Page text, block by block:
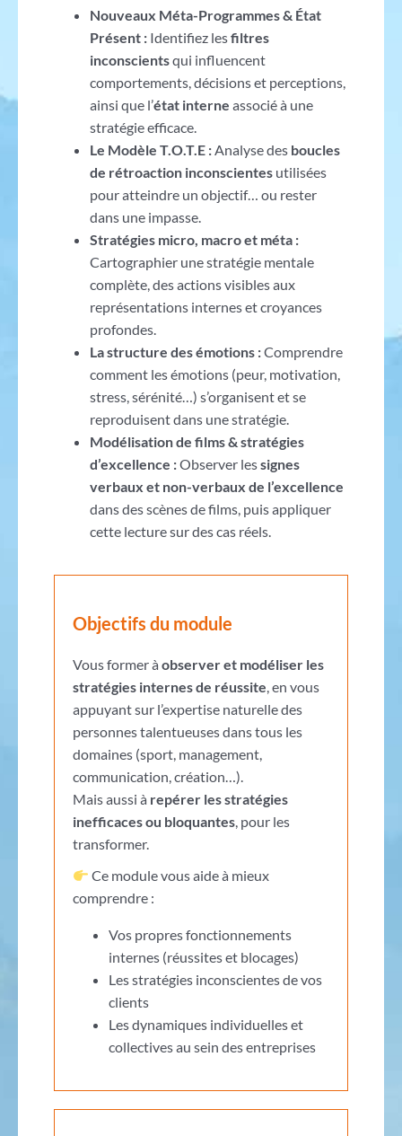
Nouveaux Méta-Programmes & État
Présent : Identifiez lesfiltres
inconscientsqui influencent
comportements, décisions et perceptions,
ainsi que l’état interne associé à une
stratégie efficace.
Le Modèle T.O.T.E :Analyse des boucles
de rétroaction inconscientesutilisées
pour atteindre un objectif… ou rester
dans une impasse.
Stratégies micro, macro et méta :
Cartographier une stratégie mentale
complète, des actions visibles aux
représentations internes et croyances
profondes.
La structure des émotions :Comprendre
comment les émotions (peur, motivation,
stress, sérénité…) s’organisent et se
reproduisent dans une stratégie.
Modélisation de films & stratégies
d’excellence :Observer lessignes
verbaux et non-verbaux de l’excellence
dans des scènes de films, puis appliquer
cette lecture sur des cas réels.
Objectifs du module
Vous former à observer et modéliser les
stratégies internes de réussite, en vous
appuyant sur l’expertise naturelle des
personnes talentueuses dans tous les
domaines (sport, management,
communication, création…).
Mais aussi à repérer les stratégies
inefficaces ou bloquantes, pour les
transformer.
Ce module vous aide à mieux
comprendre :
Vos propres fonctionnements
internes (réussites et blocages)
Les stratégies inconscientes de vos
clients
Les dynamiques individuelles et
collectives au sein des entreprises